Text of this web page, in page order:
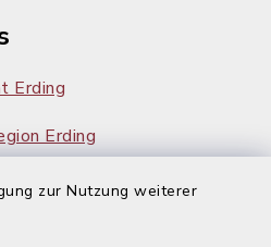
zur Nutzung weiterer
Erding
Erding